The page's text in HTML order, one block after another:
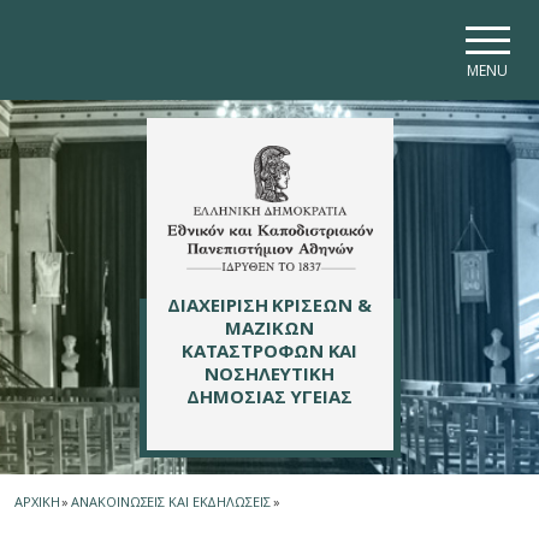
MENU
ΔΙΑΧΕΙΡΙΣΗ ΚΡΙΣΕΩΝ &
ΜΑΖΙΚΩΝ
ΚΑΤΑΣΤΡΟΦΩΝ ΚΑΙ
ΝΟΣΗΛΕΥΤΙΚΗ
ΔΗΜΟΣΙΑΣ ΥΓΕΙΑΣ
ΑΡΧΙΚΗ» ΑΝΑΚΟΙΝΩΣΕΙΣ ΚΑΙ ΕΚΔΗΛΩΣΕΙΣ»